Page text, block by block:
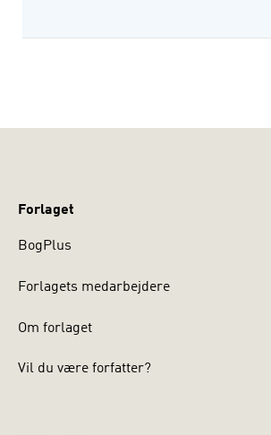
Forlaget
BogPlus
Forlagets medarbejdere
Om forlaget
Vil du være forfatter?